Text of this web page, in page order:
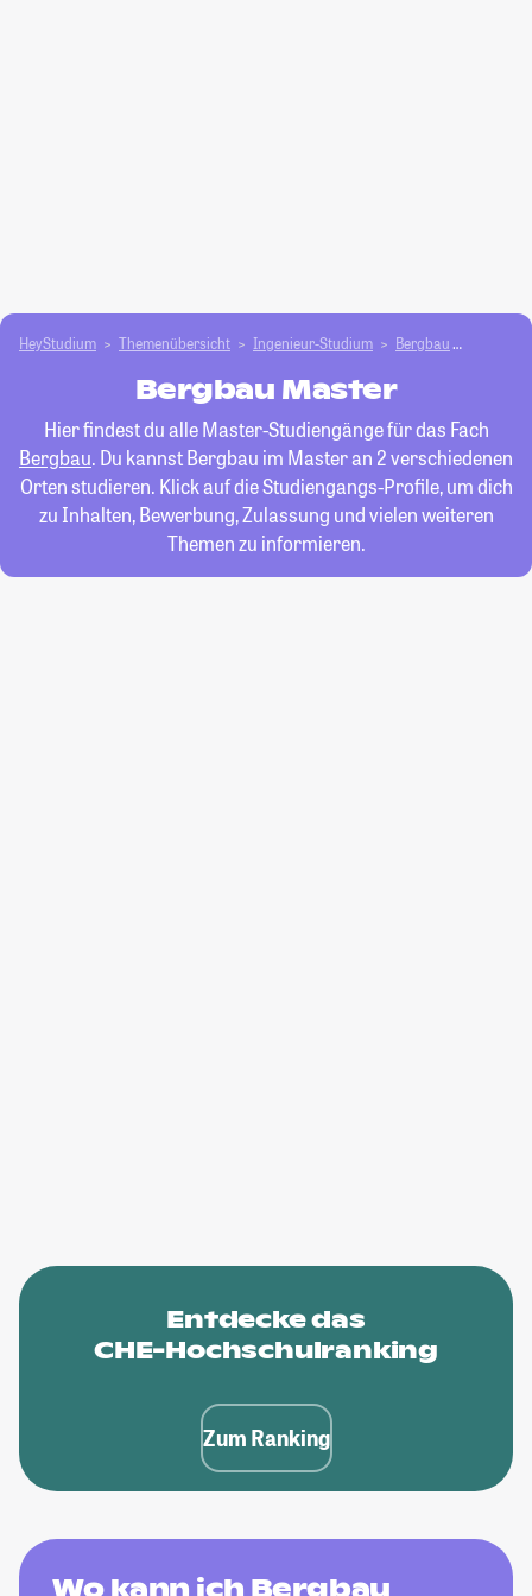
HeyStudium Themenübersicht Ingenieur-Studium Bergbau
Bergbau Master
Hier findest du alle Master-Studiengänge für das Fach
Bergbau. Du kannst Bergbau im Master an 2 verschiedenen
Orten studieren. Klick auf die Studiengangs-Profile, um dich
zu Inhalten, Bewerbung, Zulassung und vielen weiteren
Themen zu informieren.
Entdecke das
CHE-Hochschulranking
Zum Ranking
Wo kann ich Bergbau